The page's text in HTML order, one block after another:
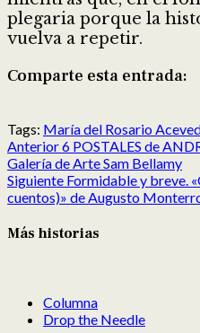
plegaria porque la
vuelva a repetir.
Comparte esta entrada:
en
X
(Twitter)
en
Facebook
en
Reddit
en
LinkedIn
en
Pinterest
en
Pocket
Tags: María del Rosario
Post
navigation
Anterior6 POSTALES de
Galería de Arte Sam Bellamy
Siguiente Formidable y breve.
cuentos)» de Augusto
Más historias
Columna
Drop the Needle